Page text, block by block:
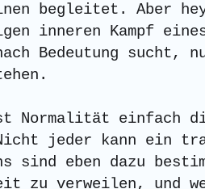
begleitet. Aber
inneren Kampf
Bedeutung sucht,
einfach die
jeder kann ein
sind eben dazu
zu verweilen, und